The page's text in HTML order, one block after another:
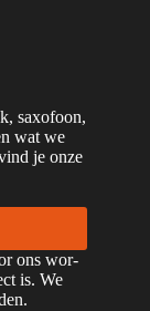
saxo­foon,
wat we
je onze
ons wor­
is. We